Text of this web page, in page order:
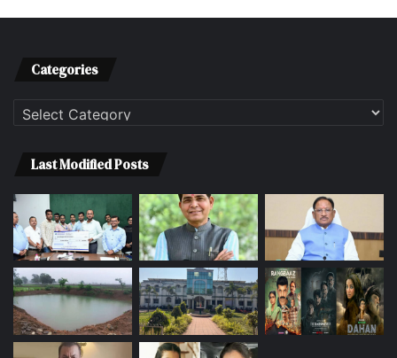
Categories
Categories
Last Modified Posts